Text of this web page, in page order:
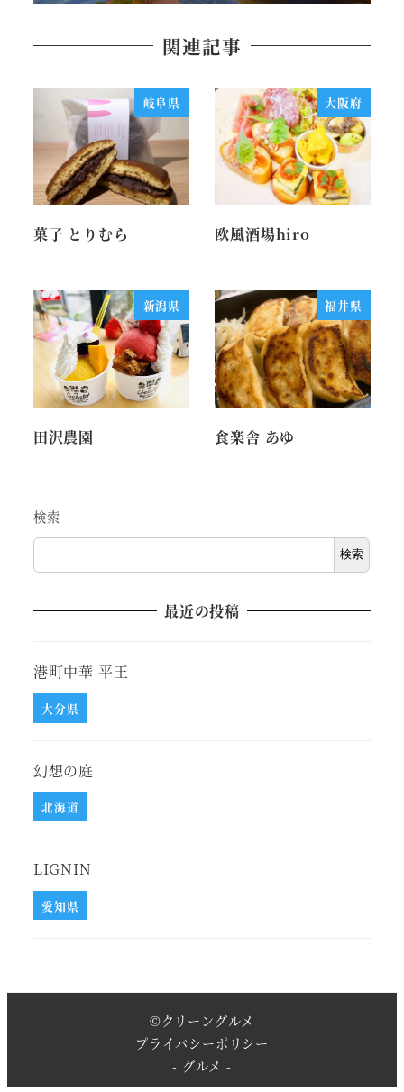
関連記事
岐阜県
菓子 とりむら
大阪府
欧風酒場hiro
新潟県
田沢農園
福井県
食楽舎 あゆ
検索
検索
最近の投稿
港町中華 平王
大分県
幻想の庭
北海道
LIGNIN
愛知県
©クリーングルメ
プライバシーポリシー
- グルメ -